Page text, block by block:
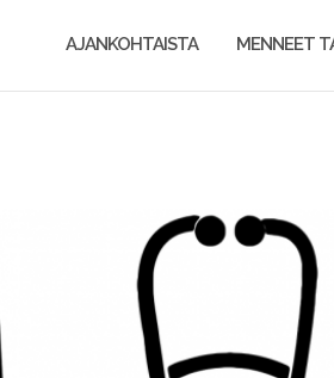
AJANKOHTAISTA MENNEET